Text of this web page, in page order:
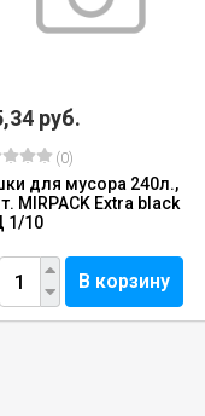
руб.
(0)
для мусора 240л.,
MIRPACK Extra black
1/10
В корзину